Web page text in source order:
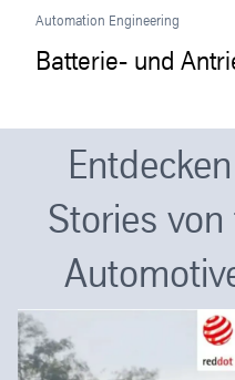
Automation Engineering
Batterie- und
Stories